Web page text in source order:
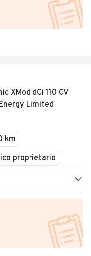
XMod dCi 110 CV
Limited
km
proprietario